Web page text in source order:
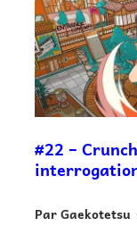
#22 –
ParGaekotetsu